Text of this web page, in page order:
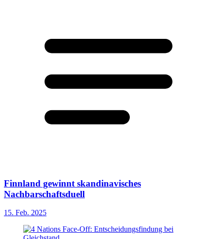
Finnland gewinnt skandinavisches
Nachbarschaftsduell
15. Feb. 2025